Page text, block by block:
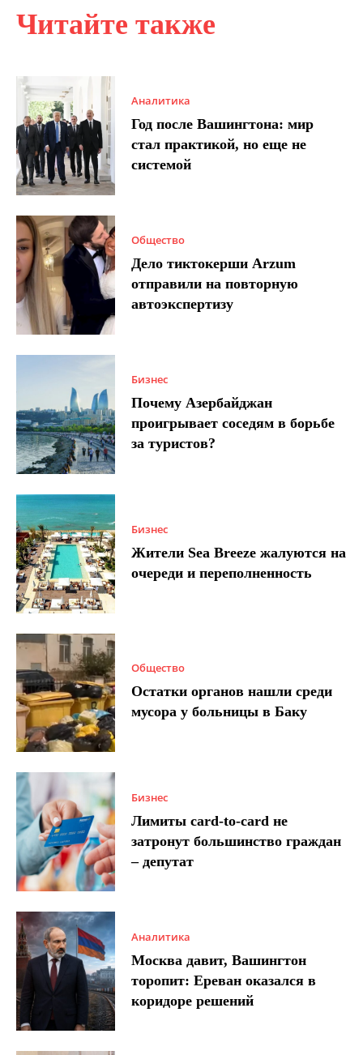
Читайте также
Аналитика
Год после Вашингтона: мир
стал практикой, но еще не
системой
Общество
Дело тиктокерши Arzum
отправили на повторную
автоэкспертизу
Бизнес
Почему Азербайджан
проигрывает соседям в борьбе
за туристов?
Бизнес
Жители Sea Breeze жалуются на
очереди и переполненность
Общество
Остатки органов нашли среди
мусора у больницы в Баку
Бизнес
Лимиты card-to-card не
затронут большинство граждан
– депутат
Аналитика
Москва давит, Вашингтон
торопит: Ереван оказался в
коридоре решений